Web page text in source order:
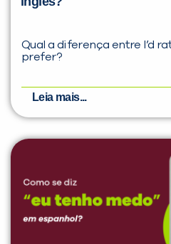
Qual a diferença entre I’d
prefer?
Leia mais...